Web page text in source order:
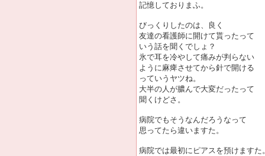
記憶しておりまふ。
びっくりしたのは、良く
友達の看護師に開けて貰ったって
いう話を聞くでしょ？
氷で耳を冷やして痛みが判らない
ように麻痺させてから針で開ける
っていうヤツね。
大半の人が膿んで大変だったって
聞くけどさ。
病院でもそうなんだろうなって
思ってたら違いますた。
病院では最初にピアスを預けますた